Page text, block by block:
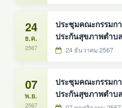
24
ธ.ค.
2567
ประชุมคณะกรรมก
ประกันสุขภาพตำบ
ที่ 2/2568
24 ธันวาคม 2567
07
พ.ย.
2567
ประชุมคณะกรรมก
ประกันสุขภาพตำบ